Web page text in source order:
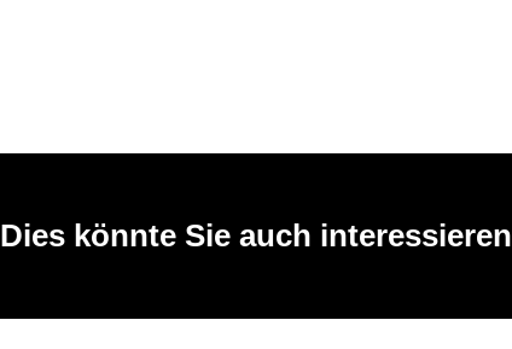
Dies könnte Sie auch interessieren